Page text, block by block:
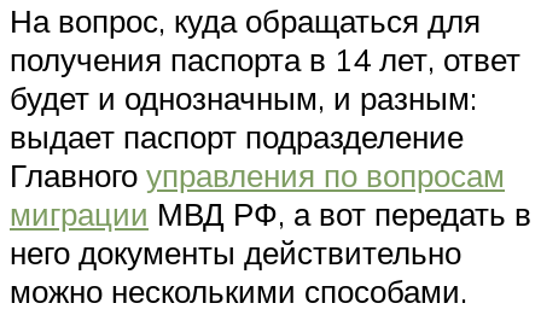
На вопрос, куда обращаться для
получения паспорта в 14 лет, ответ
будет и однозначным, и разным:
выдает паспорт подразделение
Главного управления по вопросам
миграции МВД РФ, а вот передать в
него документы действительно
можно несколькими способами.